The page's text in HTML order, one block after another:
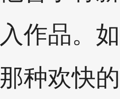
作品。
种欢快